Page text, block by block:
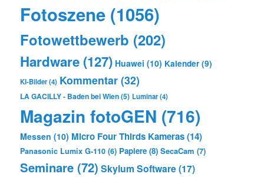
Fotoszene (1056)
Fotowettbewerb (202)
Hardware (127) Huawei (10) Kalender (9)
KI-Bilder(4) Kommentar (32)
LA GACILLY - Baden bei Wien(5) Luminar(4)
Magazin fotoGEN (716)
Messen (10) Micro Four Thirds Kameras(14)
Panasonic Lumix G-110 (6) Papiere (8) SecaCam (7)
Seminare (72) Skylum Software(17)